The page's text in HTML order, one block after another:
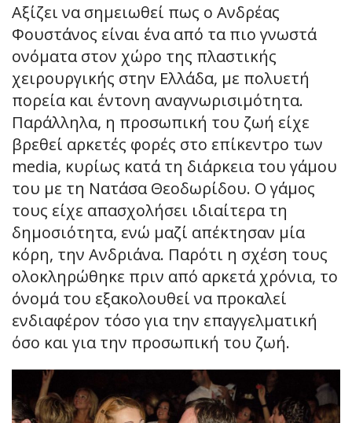
Αξίζει να σημειωθεί πως ο Ανδρέας
Φουστάνος είναι ένα από τα πιο γνωστά
ονόματα στον χώρο της πλαστικής
χειρουργικής στην Ελλάδα, με πολυετή
πορεία και έντονη αναγνωρισιμότητα.
Παράλληλα, η προσωπική του ζωή είχε
βρεθεί αρκετές φορές στο επίκεντρο των
media, κυρίως κατά τη διάρκεια του γάμου
του με τη Νατάσα Θεοδωρίδου. Ο γάμος
τους είχε απασχολήσει ιδιαίτερα τη
δημοσιότητα, ενώ μαζί απέκτησαν μία
κόρη, την Ανδριάνα. Παρότι η σχέση τους
ολοκληρώθηκε πριν από αρκετά χρόνια, το
όνομά του εξακολουθεί να προκαλεί
ενδιαφέρον τόσο για την επαγγελματική
όσο και για την προσωπική του ζωή.